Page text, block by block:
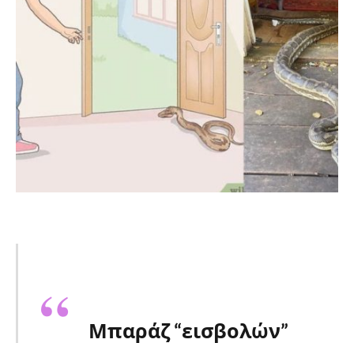
Μπαράζ “εισβολών”